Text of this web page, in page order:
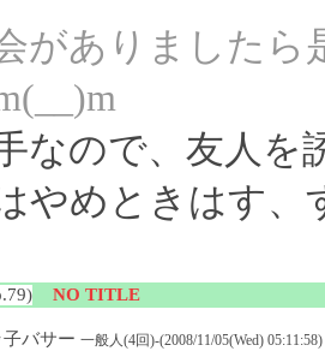
がありました
なので、友人
やめときはす、
NO TITLE
バサー 一般人(4回)-(2008/11/05(Wed) 05:11:58)